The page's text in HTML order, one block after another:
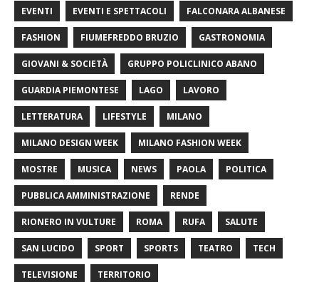
EVENTI EVENTI E SPETTACOLI FALCONARA ALBANESE
FASHION FIUMEFREDDO BRUZIO GASTRONOMIA
GIOVANI & SOCIETÀ GRUPPO POLICLINICO ABANO
GUARDIA PIEMONTESE LAGO LAVORO
LETTERATURA LIFESTYLE MILANO
MILANO DESIGN WEEK MILANO FASHION WEEK
MOSTRE MUSICA NEWS PAOLA POLITICA
PUBBLICA AMMINISTRAZIONE RENDE
RIONERO IN VULTURE ROMA RUFA SALUTE
SAN LUCIDO SPORT SPORTS TEATRO TECH
TELEVISIONE TERRITORIO